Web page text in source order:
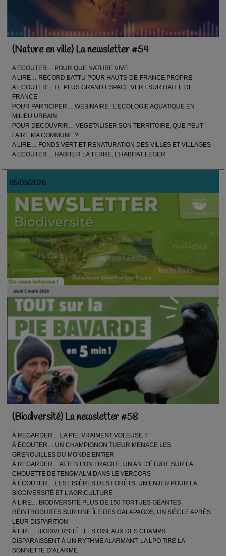
(Nature en ville) La newsletter #54
A ECOUTER… POUR QUE NATURE VIVE
A LIRE… RECORD BATTU POUR HAUTS-DE-FRANCE PROPRE
A ECOUTER… LE PLUS GRAND ESPACE VERT SUR DALLE DE
FRANCE
POUR PARTICIPER… WEBINAIRE : L’ECOLOGIE AQUATIQUE EN
MILIEU URBAIN
POUR DECOUVRIR… VEGETALISER SON TERRITOIRE, QUE PEUT
FAIRE MA COMMUNE ?
A LIRE… FONDS VERT ET RENATURATION DES VILLES ET VILLAGES
A ECOUTER… HABITER LA TERRE, L’HABITAT LEGER
05/03/2026
(Biodiversité) La newsletter #58
À REGARDER… LA PIE, VRAIMENT VOLEUSE ?
À ÉCOUTER… UN CHAMPIGNON TUEUR MENACE LES
GRENOUILLES DU MONDE ENTIER
À REGARDER… ATTENTION FRAGILE, UN AN D'ÉTUDE SUR LA
CHOUETTE DE TENGMALM DANS LE VERCORS
À ÉCOUTER… LES LISIÈRES DES FORÊTS, UN ENJEU POUR LA
BIODIVERSITÉ ET L'AGRICULTURE
À LIRE… BIODIVERSITÉ PLUS DE 150 TORTUES GÉANTES
RÉINTRODUITES SUR UNE ÎLE DES GALAPAGOS, UN SIÈCLE APRÈS
LEUR DISPARITION
À LIRE…BIODIVERSITÉ : LES OISEAUX DES CHAMPS
DISPARAISSENT À UN RYTHME ALARMANT, LA LPO TIRE LA
SONNETTE D’ALARME